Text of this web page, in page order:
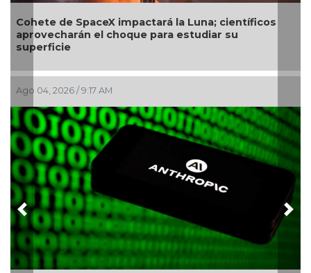
SpaceX impactará la Luna; científicos
el choque para estudiar su
/ 9:17 AM
Previous